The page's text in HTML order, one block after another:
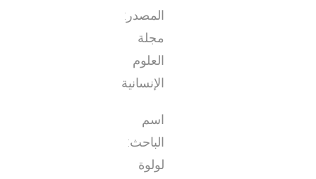
المصدر:
مجلة
العلوم
الإنسانية
اسم
الباحث:
لولوة